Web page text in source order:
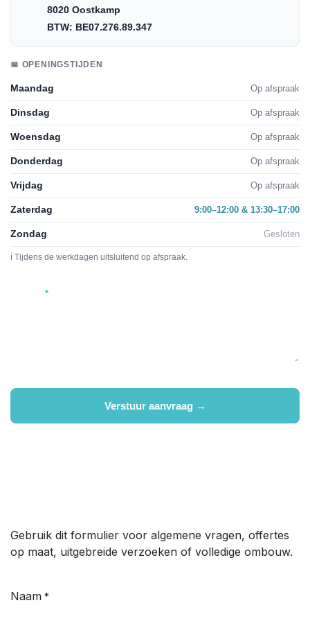
8020 Oostkamp
BTW: BE07.276.89.347
📅 OPENINGSTIJDEN
Maandag Op afspraak
Dinsdag Op afspraak
Woensdag Op afspraak
Donderdag Op afspraak
Vrijdag Op afspraak
Zaterdag 9:00–12:00 & 13:30–17:00
Zondag Gesloten
ℹ️ Tijdens de werkdagen uitsluitend op afspraak.
*
Verstuur aanvraag →
Gebruik dit formulier voor algemene vragen, offertes
op maat, uitgebreide verzoeken of volledige ombouw.
Naam *